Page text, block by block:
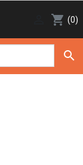
shopping_cart (0)
